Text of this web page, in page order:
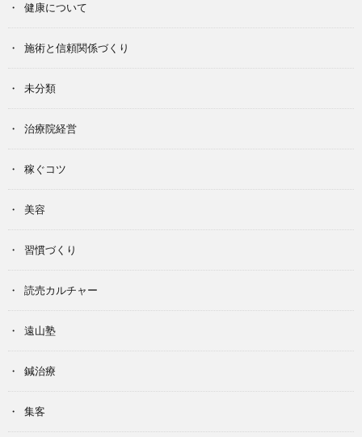
健康について
施術と信頼関係づくり
未分類
治療院経営
稼ぐコツ
美容
習慣づくり
読売カルチャー
遠山塾
鍼治療
集客